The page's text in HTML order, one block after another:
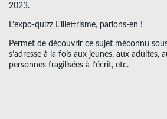
2023.
L’expo-quizz L’illettrisme, parlons-en !
Permet de découvrir ce sujet méconnu
s’adresse à la fois aux jeunes, aux adultes,
personnes fragilisées à l’écrit, etc.